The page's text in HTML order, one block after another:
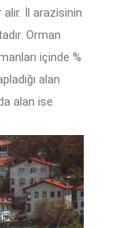
İl arazisinin
Orman
içinde %
alan
alan ise